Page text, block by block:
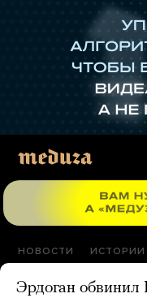
НОВОСТИ ИСТОРИИ
Эрдоган обвинил